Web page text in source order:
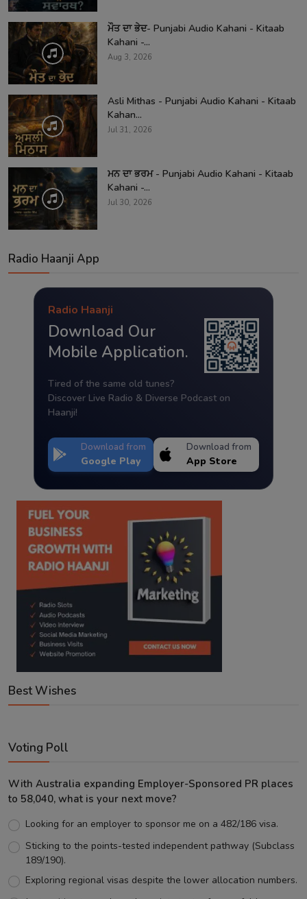
ਮੌਤ ਦਾ ਭੇਦ- Punjabi Audio Kahani - Kitaab
Kahani -...
Aug 3, 2026
Asli Mithas - Punjabi Audio Kahani - Kitaab
Kahan...
Jul 31, 2026
ਮਨ ਦਾ ਭਰਮ - Punjabi Audio Kahani - Kitaab
Kahani -...
Jul 30, 2026
Radio Haanji App
Radio Haanji
Download Our
Mobile Application.
Tired of the same old tunes?
Discover Live Radio & Diverse Podcast on
Haanji!
Download from
Google Play
Download from
App Store
Best Wishes
Voting Poll
With Australia expanding Employer-Sponsored PR places
to 58,040, what is your next move?
Looking for an employer to sponsor me on a 482/186 visa.
Sticking to the points-tested independent pathway (Subclass
189/190).
Exploring regional visas despite the lower allocation numbers.